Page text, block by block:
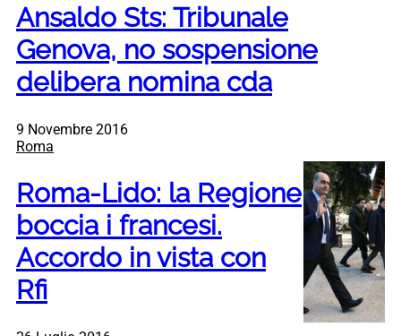
Ansaldo Sts: Tribunale
Genova, no sospensione
delibera nomina cda
9 Novembre 2016
Roma
Roma-Lido: la Regione
boccia i francesi.
Accordo in vista con
Rfi